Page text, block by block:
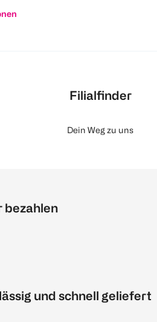
Filialfinder
Dein Weg zu uns
bezahlen
und schnell geliefert